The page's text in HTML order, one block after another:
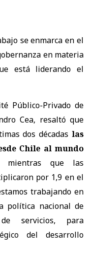
se enmarca en el
en materia
está liderando el
Público-Privado de
Cea, resaltó que
dos décadas las
Chile al mundo
mientras que las
por 1,9 en el
trabajando en
política nacional de
servicios, para
del desarrollo